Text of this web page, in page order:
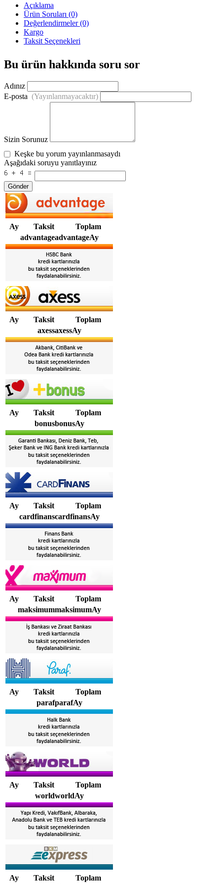
Açıklama
Ürün Soruları (0)
Değerlendirmeler (0)
Kargo
Taksit Seçenekleri
Bu ürün hakkında soru sor
Adınız
E-posta (Yayınlanmayacaktır)
Sizin Sorunuz
Keşke bu yorum yayınlanmasaydı
Aşağıdaki soruyu yanıtlayınız
Gönder
Ay Taksit
Toplam
advantageadvantageAy
Ay Taksit
Toplam
axessaxessAy
Ay Taksit
Toplam
bonusbonusAy
Ay Taksit
Toplam
cardfinanscardfinansAy
Ay Taksit
Toplam
maksimummaksimumAy
Ay Taksit
Toplam
parafparafAy
Ay Taksit
Toplam
worldworldAy
Ay Taksit
Toplam